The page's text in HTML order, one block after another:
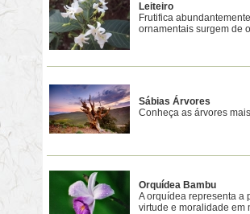
Leiteiro
Frutifica
ornamentais surgem de
Sábias Árvores
Conheça as árvores
Orquídea Bambu
A orquídea representa a
virtude e moralidade em